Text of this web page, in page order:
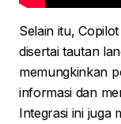
Selain itu,
disertai tautan
memungkinkan
informasi dan
Integrasi ini juga